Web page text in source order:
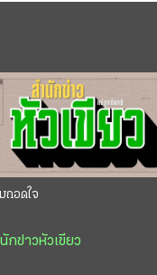
ถอดใจ
กข่าวหัวเขียว